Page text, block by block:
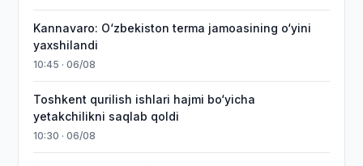
Kannavaro: O‘zbekiston terma jamoasining o‘yini
yaxshilandi
10:45 · 06/08
Toshkent qurilish ishlari hajmi bo‘yicha
yetakchilikni saqlab qoldi
10:30 · 06/08